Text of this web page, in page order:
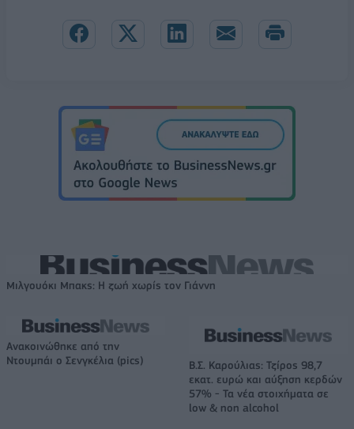
Μιλγουόκι Μπακς: Η ζωή χωρίς τον Γιάννη
Ανακοινώθηκε από την
Ντουμπάι ο Σενγκέλια (pics)
Β.Σ. Καρούλιας: Τζίρος 98,7
εκατ. ευρώ και αύξηση κερδών
57% - Τα νέα στοιχήματα σε
low & non alcohol